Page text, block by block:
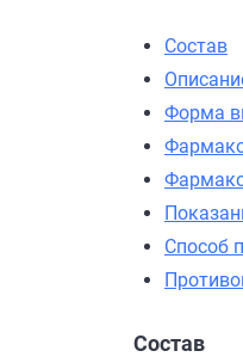
Состав
Форма
Способ
Состав